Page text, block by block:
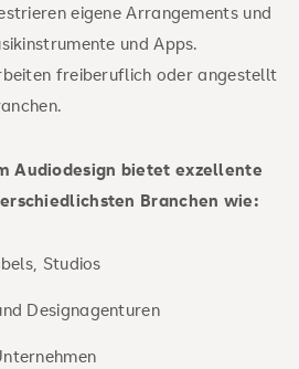
eigene Arrangements und
und Apps.
freiberuflich oder angestellt
Audiodesign bietet exzellente
Branchen wie:
Studios
Designagenturen